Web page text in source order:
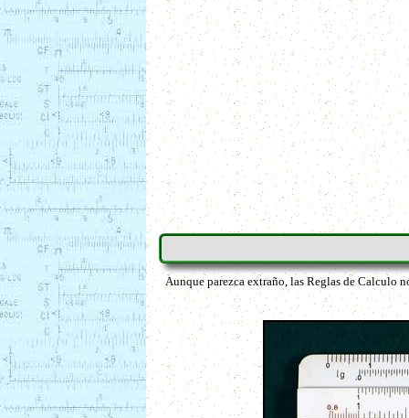
Aunque parezca extraño, las Reglas de Calculo